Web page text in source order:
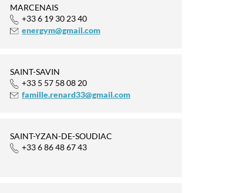
MARCENAIS
+33 6 19 30 23 40
energym@gmail.com
SAINT-SAVIN
+33 5 57 58 08 20
famille.renard33@gmail.com
SAINT-YZAN-DE-SOUDIAC
+33 6 86 48 67 43